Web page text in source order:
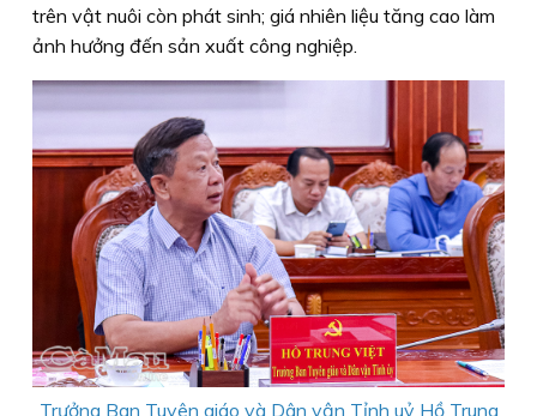
trên vật nuôi còn phát sinh; giá nhiên liệu tăng cao làm
ảnh hưởng đến sản xuất công nghiệp.
Trưởng Ban Tuyên giáo và Dân vận Tỉnh uỷ Hồ Trung